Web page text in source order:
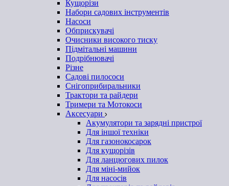
Кущорізи
Набори садових інструментів
Насоси
Обприскувачі
Очисники високого тиску
Підмітальні машини
Подрібнювачі
Різне
Садові пилососи
Снігоприбиральники
Трактори та райдери
Тримери та Мотокоси
Аксесуари
Акумулятори та зарядні пристрої
Для іншої техніки
Для газонокосарок
Для кущорізів
Для ланцюгових пилок
Для міні-мийок
Для насосів